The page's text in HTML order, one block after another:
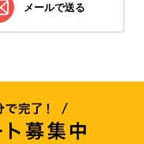
メールで送る